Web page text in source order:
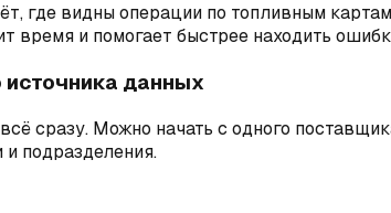
где видны операции по топливным
время и помогает быстрее находить
данных
сразу. Можно начать с одного
и подразделения.